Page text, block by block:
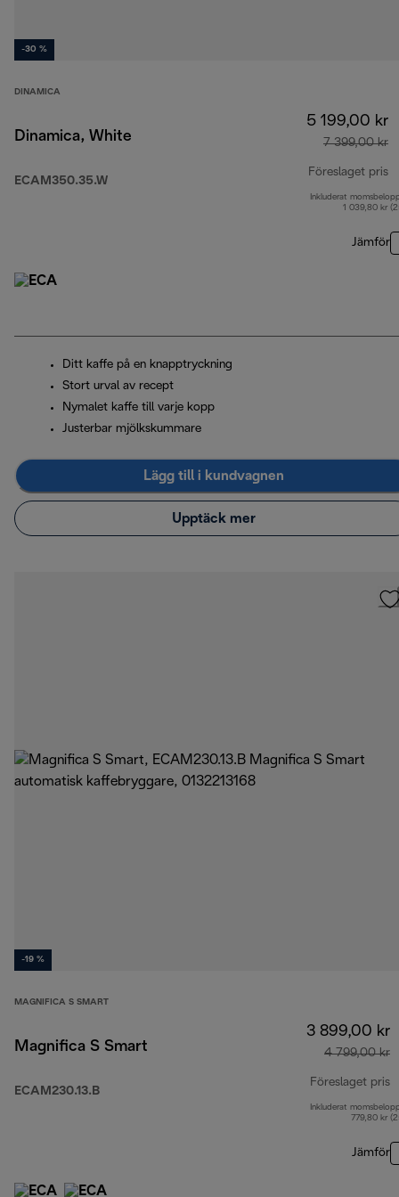
-30 %
DINAMICA
Dinamica, White
ECAM350.35.W
5 199,00 kr
7 399,00 kr
Föreslaget pris
Inkluderat
1 039,80 kr
Jämför
Ditt kaffe på en knapptryckning
Stort urval av recept
Nymalet kaffe till varje kopp
Justerbar mjölkskummare
Lägg till i kundvagnen
Upptäck mer
-19 %
MAGNIFICA S SMART
Magnifica S Smart
ECAM230.13.B
3 899,00 kr
4 799,00 kr
Föreslaget pris
Inkluderat
779,80 kr
Jämför